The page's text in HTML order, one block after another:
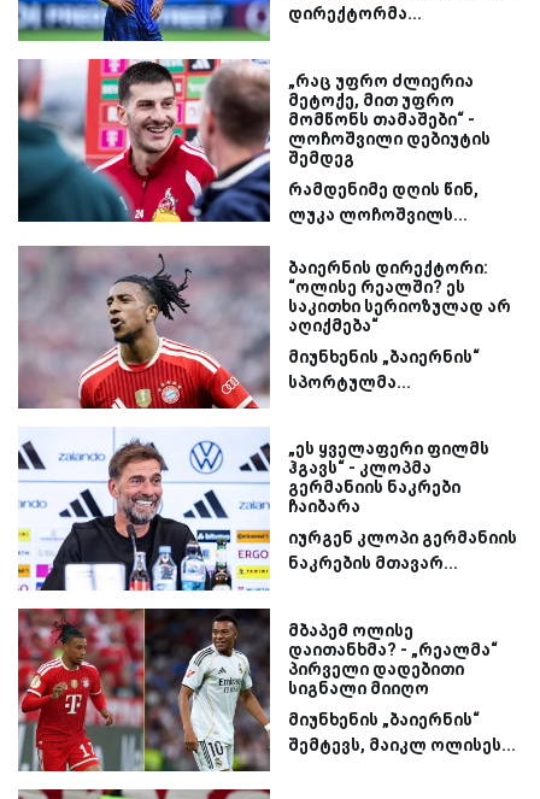
დირექტორმა...
„რაც უფრო ძლიერია
მეტოქე, მით უფრო
მომწონს თამაშები“ -
ლოჩოშვილი დებიუტის
შემდეგ
რამდენიმე დღის წინ,
ლუკა ლოჩოშვილს...
ბაიერნის დირექტორი:
“ოლისე რეალში? ეს
საკითხი სერიოზულად არ
აღიქმება“
მიუნხენის „ბაიერნის“
სპორტულმა...
„ეს ყველაფერი ფილმს
ჰგავს“ - კლოპმა
გერმანიის ნაკრები
ჩაიბარა
იურგენ კლოპი გერმანიის
ნაკრების მთავარ...
მბაპემ ოლისე
დაითანხმა? - „რეალმა“
პირველი დადებითი
სიგნალი მიიღო
მიუნხენის „ბაიერნის“
შემტევს, მაიკლ ოლისეს...